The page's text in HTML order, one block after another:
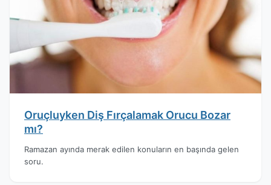
Oruçluyken Diş Fırçalamak Orucu Bozar
mı?
Ramazan ayında merak edilen konuların en başında gelen
soru.